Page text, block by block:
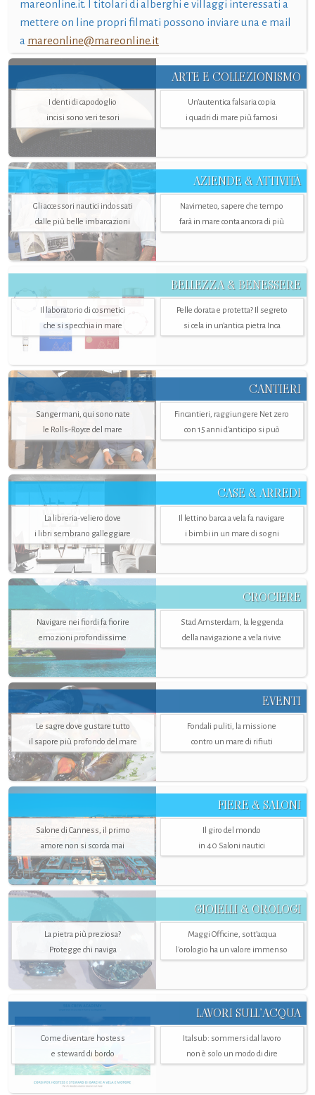
mareonline.it. I titolari di alberghi e villaggi interessati a
mettere on line propri filmati possono inviare una e mail
a mareonline@mareonline.it
ARTE E COLLEZIONISMO
I denti di capodoglio
incisi sono veri tesori
Un’autentica falsaria copia
i quadri di mare più famosi
AZIENDE & ATTIVITÀ
Gli accessori nautici indossati
dalle più belle imbarcazioni
Navimeteo, sapere che tempo
farà in mare conta ancora di più
BELLEZZA & BENESSERE
Il laboratorio di cosmetici
che si specchia in mare
Pelle dorata e protetta? Il segreto
si cela in un’antica pietra Inca
CANTIERI
Sangermani, qui sono nate
le Rolls-Royce del mare
Fincantieri, raggiungere Net zero
con 15 anni d'anticipo si può
CASE & ARREDI
La libreria-veliero dove
i libri sembrano galleggiare
Il lettino barca a vela fa navigare
i bimbi in un mare di sogni
CROCIERE
Navigare nei fiordi fa fiorire
emozioni profondissime
Stad Amsterdam, la leggenda
della navigazione a vela rivive
EVENTI
Le sagre dove gustare tutto
il sapore più profondo del mare
Fondali puliti, la missione
contro un mare di rifiuti
FIERE & SALONI
Salone di Canness, il primo
amore non si scorda mai
Il giro del mondo
in 40 Saloni nautici
GIOIELLI & OROLOGI
La pietra più preziosa?
Protegge chi naviga
Maggi Officine, sott’acqua
l'orologio ha un valore immenso
LAVORI SULL’ACQUA
Come diventare hostess
e steward di bordo
Italsub: sommersi dal lavoro
non è solo un modo di dire